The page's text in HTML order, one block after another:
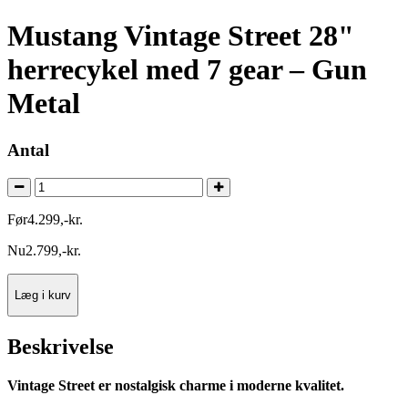
Mustang Vintage Street 28"
herrecykel med 7 gear – Gun
Metal
Antal
Før4.299,-kr.
Nu2.799,-kr.
Læg i kurv
Beskrivelse
Vintage Street er nostalgisk charme i moderne kvalitet.